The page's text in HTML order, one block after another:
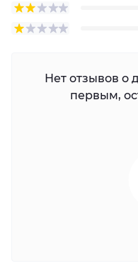
Нет отзывов о
первым,